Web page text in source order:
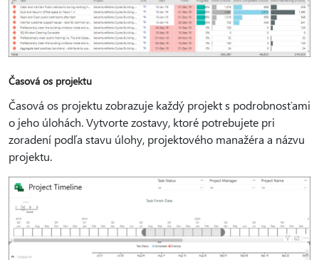
Časová os projektu
Časová os projektu zobrazuje každý projekt s podrobnosťami
o jeho úlohách. Vytvorte zostavy, ktoré potrebujete pri
zoradení podľa stavu úlohy, projektového manažéra a názvu
projektu.